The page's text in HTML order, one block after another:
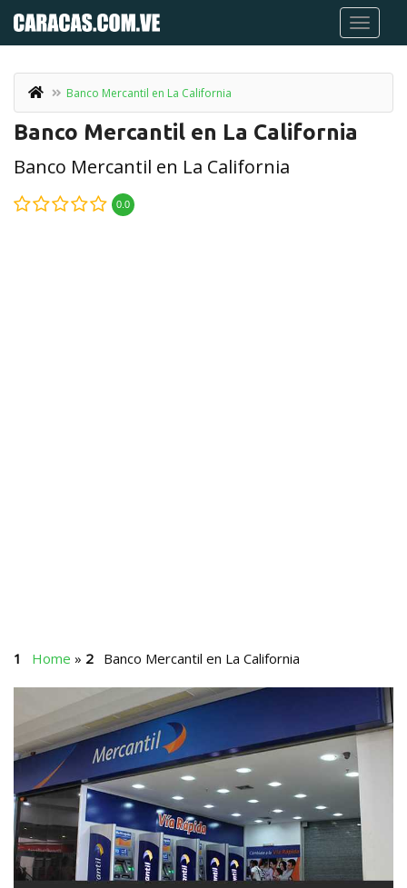
Banco Mercantil en La California
Banco Mercantil en La California
Banco Mercantil en La California
0.0
Home » Banco Mercantil en La California